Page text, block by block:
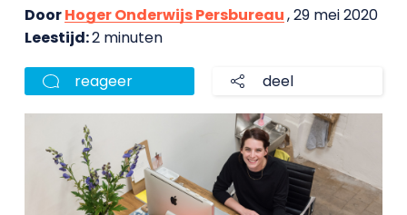
DoorHoger Onderwijs Persbureau, 29 mei 2020
Leestijd:2 minuten
reageer deel